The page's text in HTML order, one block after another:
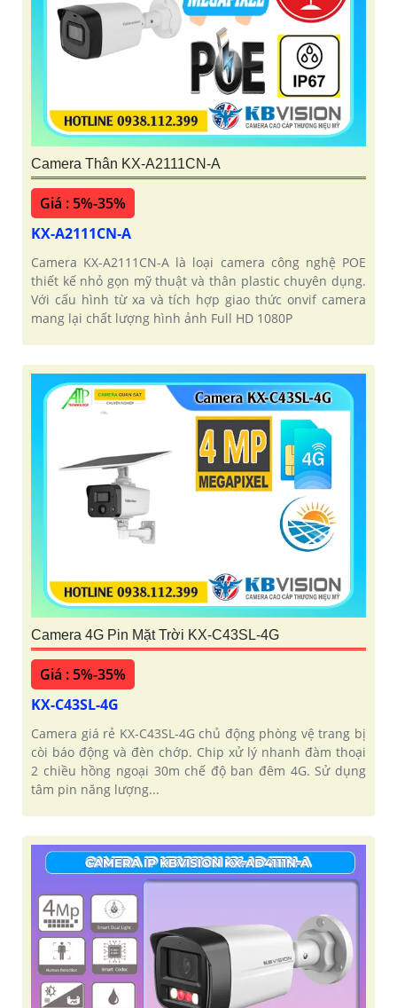
Camera Thân KX-A2111CN-A
Giá : 5%-35%
KX-A2111CN-A
Camera KX-A2111CN-A là loại camera công nghệ POE
thiết kế nhỏ gọn mỹ thuật và thân plastic chuyên dụng.
Với cấu hình từ xa và tích hợp giao thức onvif camera
mang lại chất lượng hình ảnh Full HD 1080P
Camera 4G Pin Mặt Trời KX-C43SL-4G
Giá : 5%-35%
KX-C43SL-4G
Camera giá rẻ KX-C43SL-4G chủ động phòng vệ trang bị
còi báo động và đèn chớp. Chip xử lý nhanh đàm thoại
2 chiều hồng ngoại 30m chế độ ban đêm 4G. Sử dụng
tâm pin năng lượng...